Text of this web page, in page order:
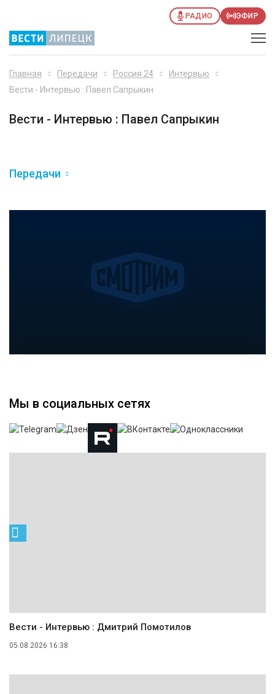
РАДИО ЭФИР
Главная Передачи Россия 24
Интервью
Вести - Интервью : Павел Сапрыкин
Вести - Интервью : Павел Сапрыкин
Передачи
Мы в социальных сетях
Вести - Интервью : Дмитрий Помотилов
05.08.2026 16:38